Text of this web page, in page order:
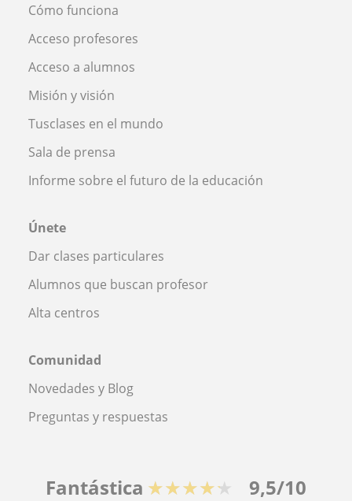
Cómo funciona
Acceso profesores
Acceso a alumnos
Misión y visión
Tusclases en el mundo
Sala de prensa
Informe sobre el futuro de la educación
Únete
Dar clases particulares
Alumnos que buscan profesor
Alta centros
Comunidad
Novedades y Blog
Preguntas y respuestas
Fantástica ★★★★★ 9,5/10